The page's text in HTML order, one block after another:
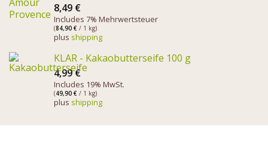
8,49 €
Includes 7% Mehrwertsteuer
(84,90 € / 1 kg)
plus shipping
KLAR - Kakaobutterseife 100 g
4,99€
Includes 19% MwSt.
(49,90 € / 1 kg)
plus shipping